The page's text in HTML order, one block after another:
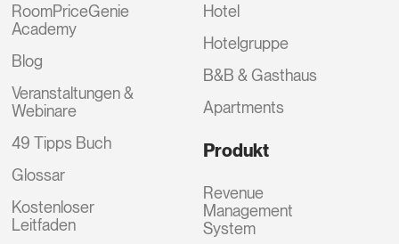
RoomPriceGenie
Academy
Blog
Veranstaltungen &
Webinare
49 Tipps Buch
Glossar
Kostenloser
Leitfaden
Hotel
Hotelgruppe
B&B & Gasthaus
Apartments
Produkt
Revenue
Management
System